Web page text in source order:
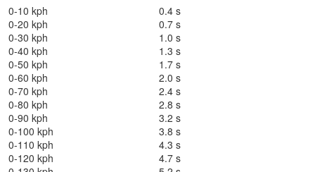
0-10 kph
0.4 s
0-20 kph
0.7 s
0-30 kph
1.0 s
0-40 kph
1.3 s
0-50 kph
1.7 s
0-60 kph
2.0 s
0-70 kph
2.4 s
0-80 kph
2.8 s
0-90 kph
3.2 s
0-100 kph
3.8 s
0-110 kph
4.3 s
0-120 kph
4.7 s